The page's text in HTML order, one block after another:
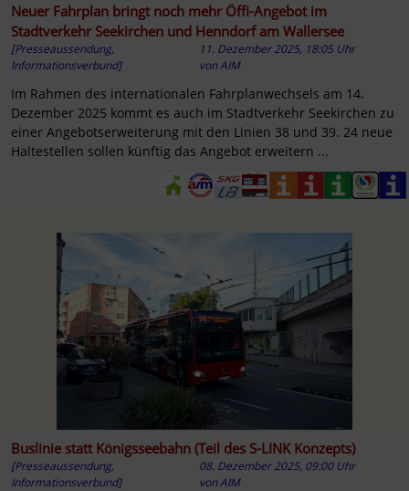
Neuer Fahrplan bringt noch mehr Öffi-Angebot im
Stadtverkehr Seekirchen und Henndorf am Wallersee
[Presseaussendung,
Informationsverbund]
11. Dezember 2025, 18:05 Uhr
vonAIM
Im Rahmen des internationalen Fahrplanwechsels am 14.
Dezember 2025 kommt es auch im Stadtverkehr Seekirchen zu
einer Angebotserweiterung mit den Linien 38 und 39. 24 neue
Haltestellen sollen künftig das Angebot erweitern ...
Buslinie statt Königsseebahn (Teil des S-LINK Konzepts)
[Presseaussendung,
Informationsverbund]
08. Dezember 2025, 09:00 Uhr
vonAIM